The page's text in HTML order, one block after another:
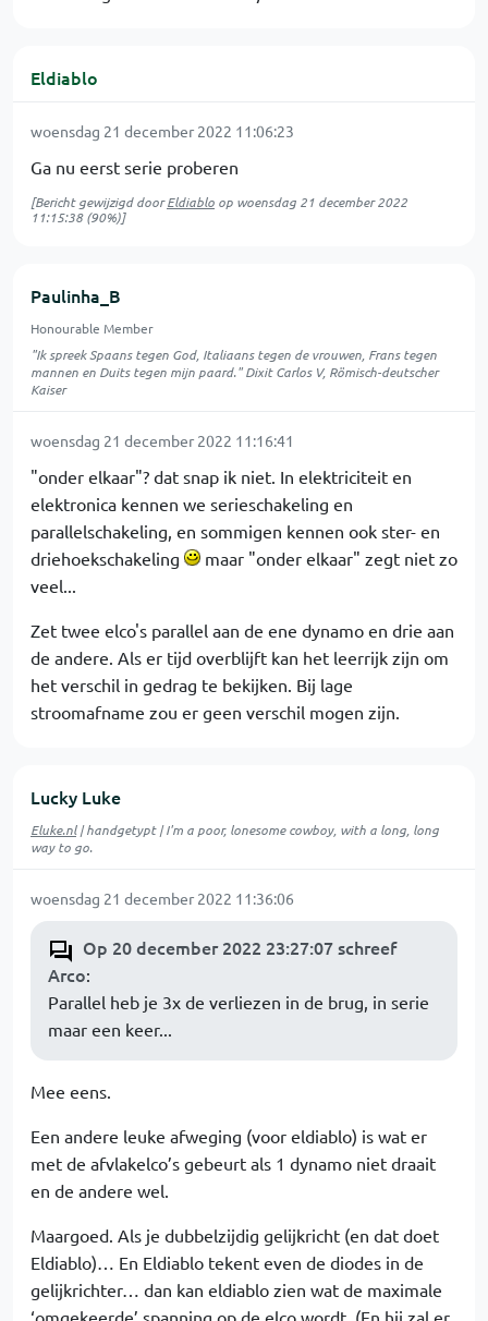
Eldiablo
woensdag 21 december 2022 11:06:23
Ga nu eerst serie proberen
[Bericht gewijzigd doorEldiablo op woensdag 21 december 2022
11:15:38(90%)]
Paulinha_B
Honourable Member
"Ik spreek Spaans tegen God, Italiaans tegen de vrouwen, Frans tegen
mannen en Duits tegen mijn paard." Dixit Carlos V, Römisch-deutscher
Kaiser
woensdag 21 december 2022 11:16:41
"onder elkaar"? dat snap ik niet. In elektriciteit en
elektronica kennen we serieschakeling en
parallelschakeling, en sommigen kennen ook ster- en
driehoekschakeling
maar "onder elkaar" zegt niet zo
veel...
Zet twee elco's parallel aan de ene dynamo en drie aan
de andere. Als er tijd overblijft kan het leerrijk zijn om
het verschil in gedrag te bekijken. Bij lage
stroomafname zou er geen verschil mogen zijn.
Lucky Luke
Eluke.nl| handgetypt | I'm a poor, lonesome cowboy, with a long, long
way to go.
woensdag 21 december 2022 11:36:06
Op 20 december 2022 23:27:07 schreef
Arco:
Parallel heb je 3x de verliezen in de brug, in serie
maar een keer...
Mee eens.
Een andere leuke afweging (voor eldiablo) is wat er
met de afvlakelco’s gebeurt als 1 dynamo niet draait
en de andere wel.
Maargoed. Als je dubbelzijdig gelijkricht (en dat doet
Eldiablo)… En Eldiablo tekent even de diodes in de
gelijkrichter… dan kan eldiablo zien wat de maximale
‘omgekeerde’ spanning op de elco wordt. (En hij zal er